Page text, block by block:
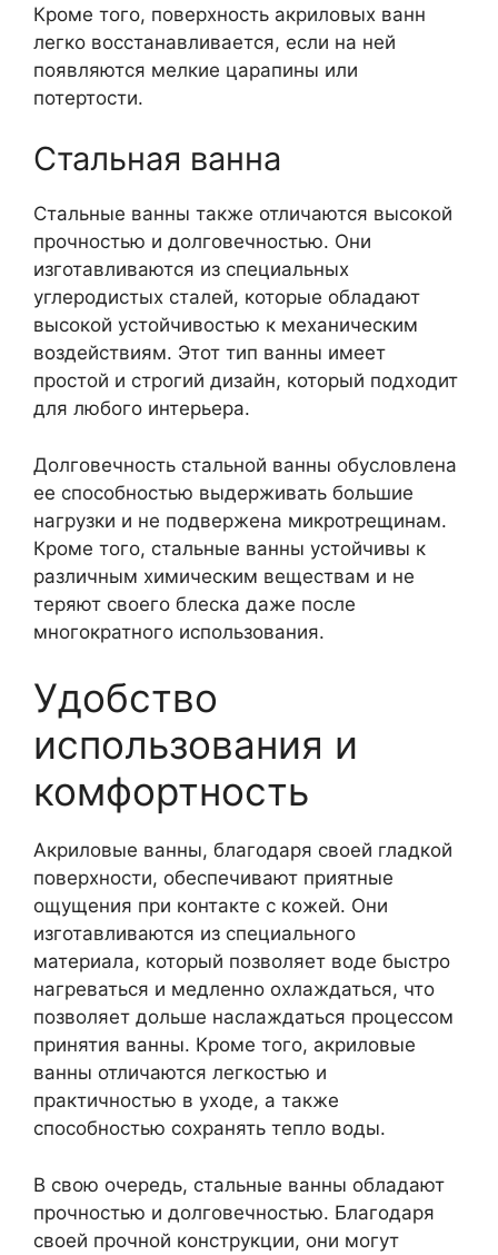
Кроме того, поверхность акриловых ванн
легко восстанавливается, если на ней
появляются мелкие царапины или
потертости.
Стальная ванна
Стальные ванны также отличаются высокой
прочностью и долговечностью. Они
изготавливаются из специальных
углеродистых сталей, которые обладают
высокой устойчивостью к механическим
воздействиям. Этот тип ванны имеет
простой и строгий дизайн, который подходит
для любого интерьера.
Долговечность стальной ванны обусловлена
ее способностью выдерживать большие
нагрузки и не подвержена микротрещинам.
Кроме того, стальные ванны устойчивы к
различным химическим веществам и не
теряют своего блеска даже после
многократного использования.
Удобство
использования и
комфортность
Акриловые ванны, благодаря своей гладкой
поверхности, обеспечивают приятные
ощущения при контакте с кожей. Они
изготавливаются из специального
материала, который позволяет воде быстро
нагреваться и медленно охлаждаться, что
позволяет дольше наслаждаться процессом
принятия ванны. Кроме того, акриловые
ванны отличаются легкостью и
практичностью в уходе, а также
способностью сохранять тепло воды.
В свою очередь, стальные ванны обладают
прочностью и долговечностью. Благодаря
своей прочной конструкции, они могут